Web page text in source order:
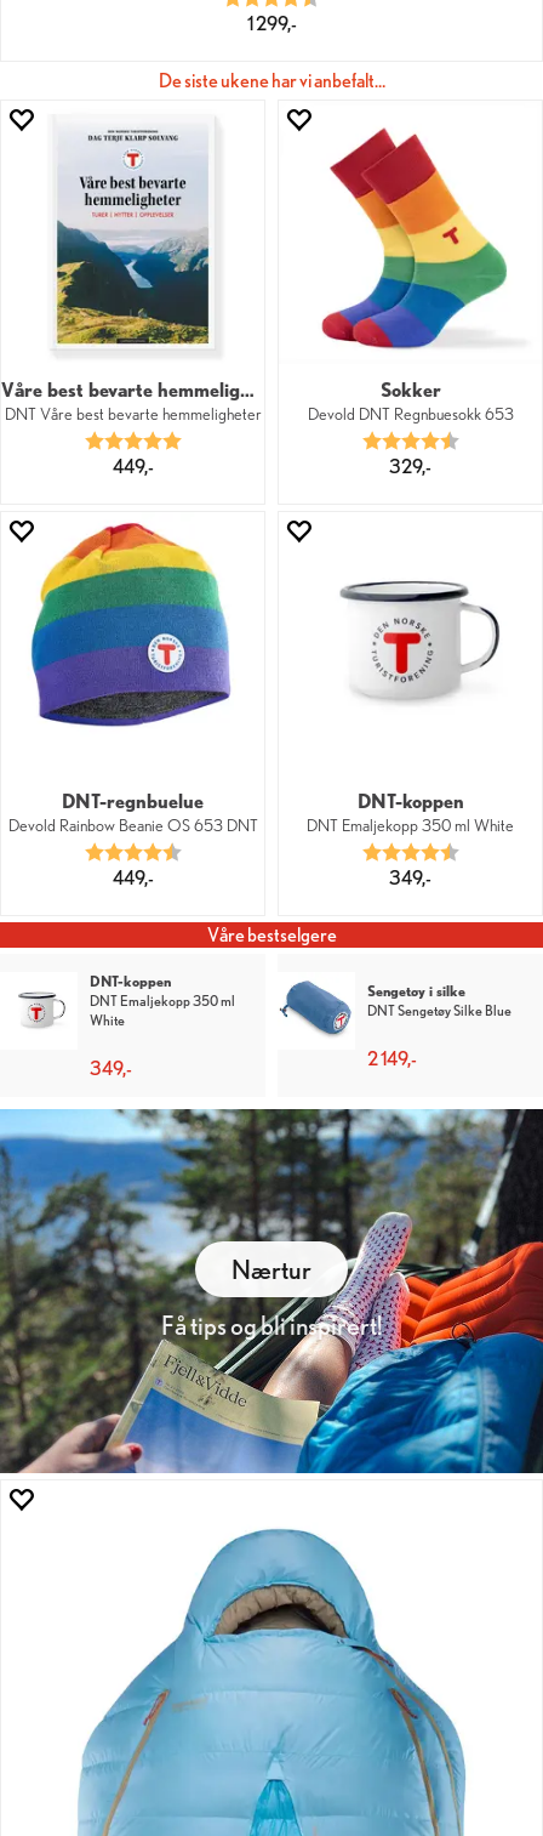
1 299,-
De siste ukene har vi anbefalt…
Våre best bevarte hemmeligheter
DNT Våre best bevarte hemmeligheter
Karakter:
5.0 av 5 mulige
449,-
Sokker
Devold DNT Regnbuesokk 653
Karakter:
4.8 av 5
329,-
DNT-regnbuelue
Devold Rainbow Beanie OS 653 DNT
Karakter:
4.7 av 5 mulige
449,-
DNT-koppen
DNT Emaljekopp 350 ml White
Karakter:
4.3 av 5
349,-
Våre bestselgere
Lakenpose i silke
DNT Lakenpose Silke
OliveGreen
1 299,-
Lakenpose i silke
DNT Lakenpose Silke Red
1 299,-
Nærtur
Få tips og bli inspirert!